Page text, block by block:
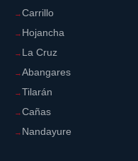
Carrillo
Hojancha
La Cruz
Abangares
Tilarán
Cañas
Nandayure